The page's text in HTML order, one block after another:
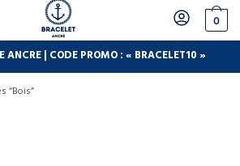
0
ANCRE | CODE PROMO : « BRACELET10 »
“Bois”